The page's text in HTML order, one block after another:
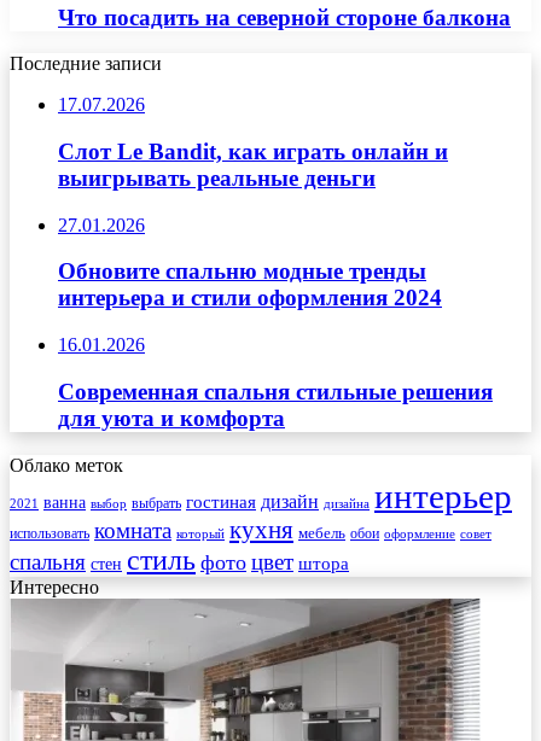
Что посадить на северной стороне балкона
Последние записи
17.07.2026
Слот Le Bandit, как играть онлайн и
выигрывать реальные деньги
27.01.2026
Обновите спальню модные тренды
интерьера и стили оформления 2024
16.01.2026
Современная спальня стильные решения
для уюта и комфорта
Облако меток
2021 ванна выбор выбрать гостиная дизайн дизайна интерьер
использовать комната который кухня мебель обои оформление совет
спальня стен стиль фото цвет штора
Интересно